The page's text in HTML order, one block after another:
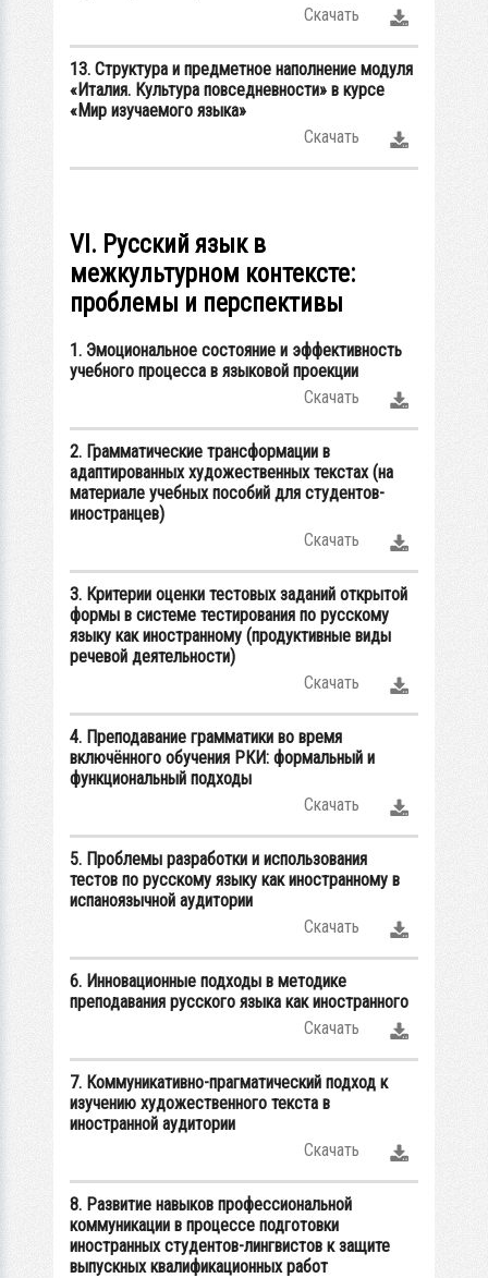
Скачать
13. Структура и предметное наполнение модуля
«Италия. Культура повседневности» в курсе
«Мир изучаемого языка»
Скачать
VI. Русский язык в
межкультурном контексте:
проблемы и перспективы
1. Эмоциональное состояние и эффективность
учебного процесса в языковой проекции
Скачать
2. Грамматические трансформации в
адаптированных художественных текстах (на
материале учебных пособий для студентов-
иностранцев)
Скачать
3. Критерии оценки тестовых заданий открытой
формы в системе тестирования по русскому
языку как иностранному (продуктивные виды
речевой деятельности)
Скачать
4. Преподавание грамматики во время
включённого обучения РКИ: формальный и
функциональный подходы
Скачать
5. Проблемы разработки и использования
тестов по русскому языку как иностранному в
испаноязычной аудитории
Скачать
6. Инновационные подходы в методике
преподавания русского языка как иностранного
Скачать
7. Коммуникативно-прагматический подход к
изучению художественного текста в
иностранной аудитории
Скачать
8. Развитие навыков профессиональной
коммуникации в процессе подготовки
иностранных студентов-лингвистов к защите
выпускных квалификационных работ